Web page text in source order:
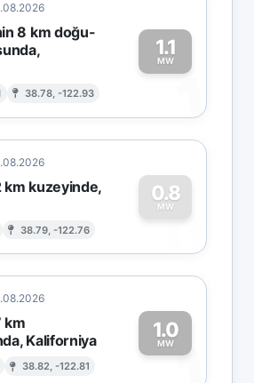
8 km doğu-
I 38.78, -122.93
1.1
MW
1
km kuzeyinde,
38.79, -122.76
0.8
MW
0
km
Kaliforniya
38.82, -122.81
1.0
MW